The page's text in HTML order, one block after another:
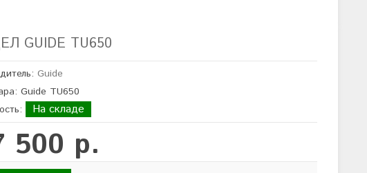
GUIDE TU650
Guide
Guide TU650
На складе
500 р.